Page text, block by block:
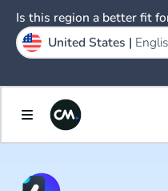
Is this region a better fit
United States |